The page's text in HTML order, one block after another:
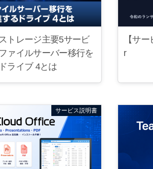
トレージ主要5サービ
ァイルサーバー移行を
ライブ 4とは
【サ
r
サービス説明書